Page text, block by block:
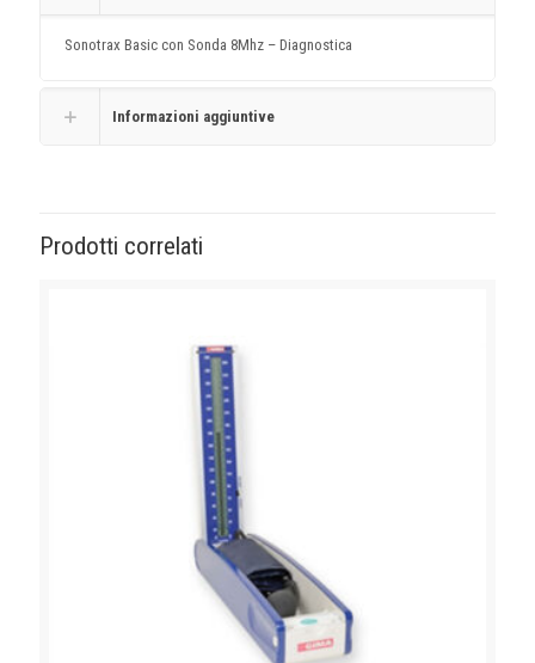
Sonotrax Basic con Sonda 8Mhz – Diagnostica
Informazioni aggiuntive
Prodotti correlati